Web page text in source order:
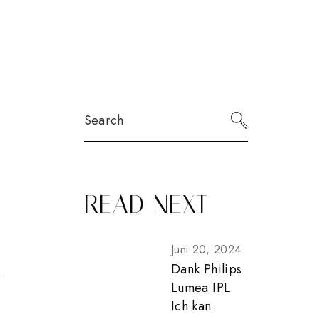
READ NEXT
Juni 20, 2024
Dank Philips
Lumea IPL
Ich kan